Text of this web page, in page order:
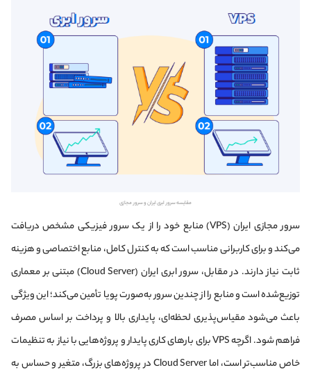
مقایسه سرور ابری ایران و سرور مجازی
سرور مجازی ایران (VPS) منابع خود را از یک سرور فیزیکی مشخص دریافت
می‌کند و برای کاربرانی مناسب است که به کنترل کامل، منابع اختصاصی و هزینه
ثابت نیاز دارند. در مقابل، سرور ابری ایران (Cloud Server) مبتنی بر معماری
توزیع‌شده است و منابع را از چندین سرور به‌صورت پویا تأمین می‌کند؛ این ویژگی
باعث می‌شود مقیاس‌پذیری لحظه‌ای، پایداری بالا و پرداخت بر اساس مصرف
فراهم شود. اگرچه VPS برای بارهای کاری پایدار و پروژه‌هایی با نیاز به تنظیمات
خاص مناسب‌تر است، اما Cloud Server در پروژه‌های بزرگ، متغیر و حساس به